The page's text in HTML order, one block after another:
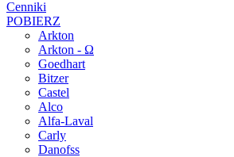
Cenniki
POBIERZ
Arkton
Arkton - Ω
Goedhart
Bitzer
Castel
Alco
Alfa-Laval
Carly
Danofss